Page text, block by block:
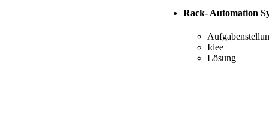
Rack- Automation
Idee
Lösung